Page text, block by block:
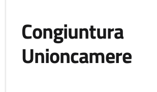
Congiuntura
Unioncamere